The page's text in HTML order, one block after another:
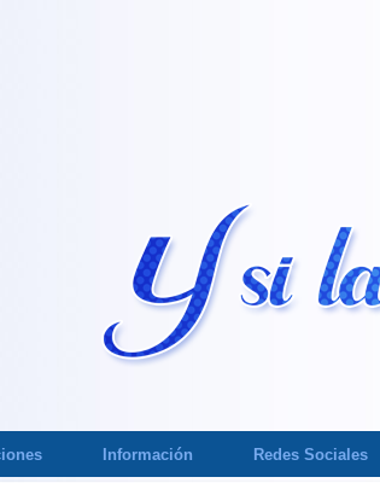
Información Redes Sociales